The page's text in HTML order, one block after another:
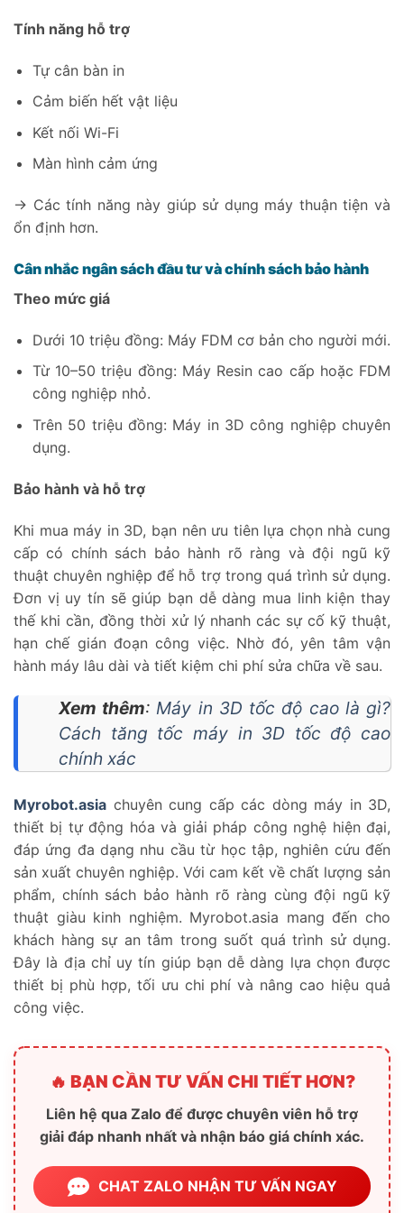
Tính năng hỗ trợ
Tự cân bàn in
Cảm biến hết vật liệu
Kết nối Wi-Fi
Màn hình cảm ứng
→ Các tính năng này giúp sử dụng máy thuận tiện và
ổn định hơn.
Cân nhắc ngân sách đầu tư và chính sách bảo hành
Theo mức giá
Dưới 10 triệu đồng: Máy FDM cơ bản cho người mới.
Từ 10–50 triệu đồng: Máy Resin cao cấp hoặc FDM
công nghiệp nhỏ.
Trên 50 triệu đồng: Máy in 3D công nghiệp chuyên
dụng.
Bảo hành và hỗ trợ
Khi mua máy in 3D, bạn nên ưu tiên lựa chọn nhà cung
cấp có chính sách bảo hành rõ ràng và đội ngũ kỹ
thuật chuyên nghiệp để hỗ trợ trong quá trình sử dụng.
Đơn vị uy tín sẽ giúp bạn dễ dàng mua linh kiện thay
thế khi cần, đồng thời xử lý nhanh các sự cố kỹ thuật,
hạn chế gián đoạn công việc. Nhờ đó, yên tâm vận
hành máy lâu dài và tiết kiệm chi phí sửa chữa về sau.
Xem thêm: Máy in 3D tốc độ cao là gì?
Cách tăng tốc máy in 3D tốc độ cao
chính xác
Myrobot.asia chuyên cung cấp các dòng máy in 3D,
thiết bị tự động hóa và giải pháp công nghệ hiện đại,
đáp ứng đa dạng nhu cầu từ học tập, nghiên cứu đến
sản xuất chuyên nghiệp. Với cam kết về chất lượng sản
phẩm, chính sách bảo hành rõ ràng cùng đội ngũ kỹ
thuật giàu kinh nghiệm. Myrobot.asia mang đến cho
khách hàng sự an tâm trong suốt quá trình sử dụng.
Đây là địa chỉ uy tín giúp bạn dễ dàng lựa chọn được
thiết bị phù hợp, tối ưu chi phí và nâng cao hiệu quả
công việc.
🔥 BẠN CẦN TƯ VẤN CHI TIẾT HƠN?
Liên hệ qua Zalo để được chuyên viên hỗ trợ
giải đáp nhanh nhất và nhận báo giá chính xác.
CHAT ZALO NHẬN TƯ VẤN NGAY